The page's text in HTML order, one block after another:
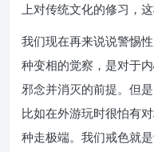
上对传统文化的修习，这
我们现在再来说说警惕
种变相的觉察，是对于
邪念并消灭的前提。但
比如在外游玩时很怕有
种走极端。我们戒色就